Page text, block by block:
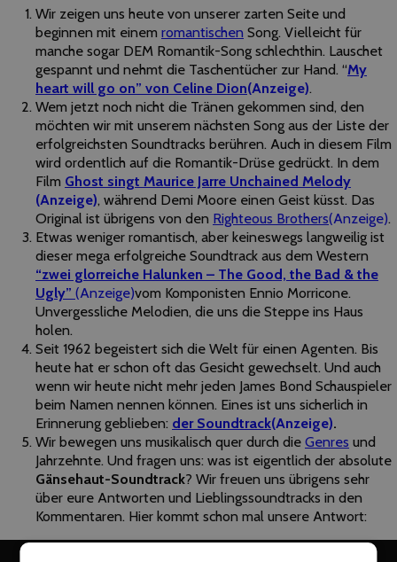
Wir zeigen uns heute von unserer zarten Seite und
beginnen mit einem romantischen Song. Vielleicht für
manche sogar DEM Romantik-Song schlechthin. Lauschet
gespannt und nehmt die Taschentücher zur Hand. “My
heart will go on” von Celine Dion(Anzeige).
Wem jetzt noch nicht die Tränen gekommen sind, den
möchten wir mit unserem nächsten Song aus der Liste der
erfolgreichsten Soundtracks berühren. Auch in diesem Film
wird ordentlich auf die Romantik-Drüse gedrückt. In dem
Film Ghost singt Maurice Jarre Unchained Melody
(Anzeige), während Demi Moore einen Geist küsst. Das
Original ist übrigens von den Righteous Brothers(Anzeige).
Etwas weniger romantisch, aber keineswegs langweilig ist
dieser mega erfolgreiche Soundtrack aus dem Western
“zwei glorreiche Halunken – The Good, the Bad & the
Ugly” (Anzeige)vom Komponisten Ennio Morricone.
Unvergessliche Melodien, die uns die Steppe ins Haus
holen.
Seit 1962 begeistert sich die Welt für einen Agenten. Bis
heute hat er schon oft das Gesicht gewechselt. Und auch
wenn wir heute nicht mehr jeden James Bond Schauspieler
beim Namen nennen können. Eines ist uns sicherlich in
Erinnerung geblieben: der Soundtrack(Anzeige).
Wir bewegen uns musikalisch quer durch die Genres und
Jahrzehnte. Und fragen uns: was ist eigentlich der absolute
Gänsehaut-Soundtrack? Wir freuen uns übrigens sehr
über eure Antworten und Lieblingssoundtracks in den
Kommentaren. Hier kommt schon mal unsere Antwort: